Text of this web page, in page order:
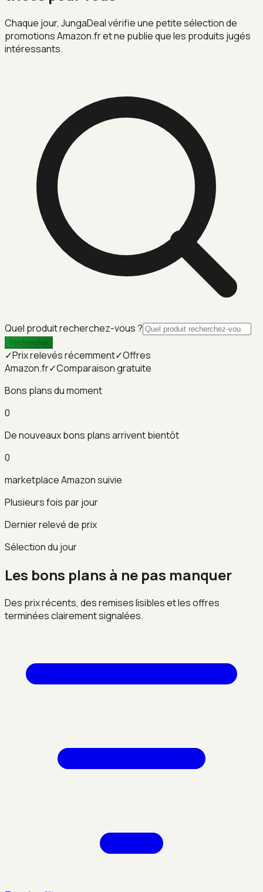
Chaque jour, JungaDeal vérifie une petite sélection de
promotions Amazon.fr et ne publie que les produits jugés
intéressants.
Quel produit recherchez-vous ?
Rechercher
✓Prix relevés récemment✓Offres
Amazon.fr✓Comparaison gratuite
Bons plans du moment
0
De nouveaux bons plans arrivent bientôt
0
marketplace Amazon suivie
Plusieurs fois par jour
Dernier relevé de prix
Sélection du jour
Les bons plans à ne pas manquer
Des prix récents, des remises lisibles et les offres
terminées clairement signalées.